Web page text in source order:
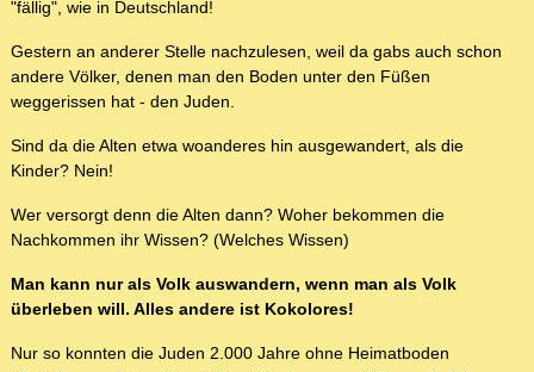
"fällig", wie in Deutschland!
Gestern an anderer Stelle nachzulesen, weil da gabs auch schon
andere Völker, denen man den Boden unter den Füßen
weggerissen hat - den Juden.
Sind da die Alten etwa woanderes hin ausgewandert, als die
Kinder? Nein!
Wer versorgt denn die Alten dann? Woher bekommen die
Nachkommen ihr Wissen? (Welches Wissen)
Man kann nur als Volk auswandern, wenn man als Volk
überleben will. Alles andere ist Kokolores!
Nur so konnten die Juden 2.000 Jahre ohne Heimatboden